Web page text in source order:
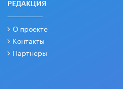
РЕДАКЦИЯ
О проекте
Контакты
Партнеры